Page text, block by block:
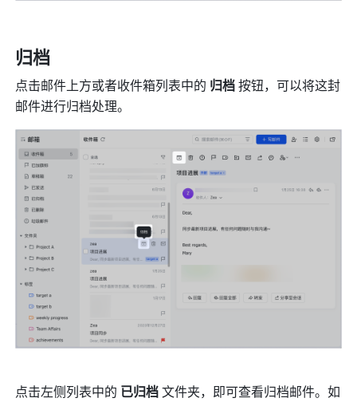
归档
点击邮件上方或者收件箱列表中的 归档 按钮，可以将这封
邮件进行归档处理。
点击左侧列表中的 已归档 文件夹，即可查看归档邮件。如